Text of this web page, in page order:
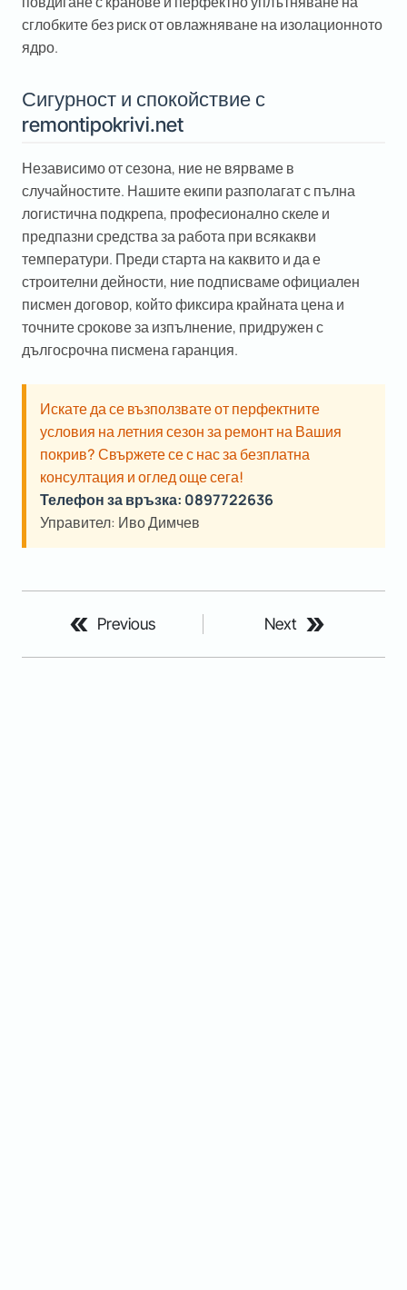
сглобките без риск от овлажняване на изолационното
ядро.
Сигурност и спокойствие с
remontipokrivi.net
Независимо от сезона, ние не вярваме в
случайностите. Нашите екипи разполагат с пълна
логистична подкрепа, професионално скеле и
предпазни средства за работа при всякакви
температури. Преди старта на каквито и да е
строителни дейности, ние подписваме официален
писмен договор, който фиксира крайната цена и
точните срокове за изпълнение, придружен с
дългосрочна писмена гаранция.
Искате да се възползвате от перфектните
условия на летния сезон за ремонт на Вашия
покрив? Свържете се с нас за безплатна
консултация и оглед още сега!
Телефон за връзка: 0897722636
Управител: Иво Димчев
Previous Next